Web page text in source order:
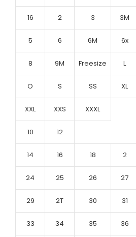
16 2 3 3M
5 6 6M 6x
8 9M Freesize L
O S SS XL
XXL XXS XXXL
10 12
14 16 18 2
24 25 26 27
29 2T 30 31
33 34 35 36